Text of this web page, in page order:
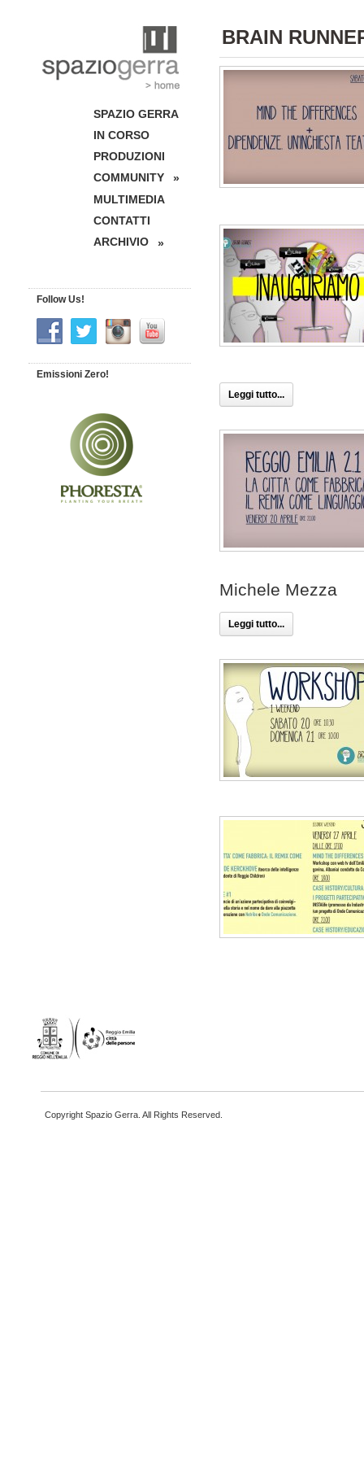
BRAIN
Leggi tutto...
Michele Mezza
Leggi tutto...
SPAZIO GERRA
IN CORSO
PRODUZIONI
COMMUNITY
»
MULTIMEDIA
CONTATTI
ARCHIVIO
»
Follow Us!
Emissioni Zero!
Copyright Spazio Gerra. All Rights Reserved.